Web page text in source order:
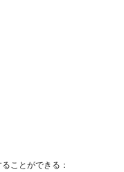
ことができる：